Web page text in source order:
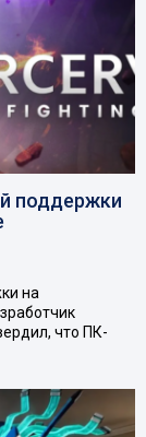
поддержки
на
что ПК-